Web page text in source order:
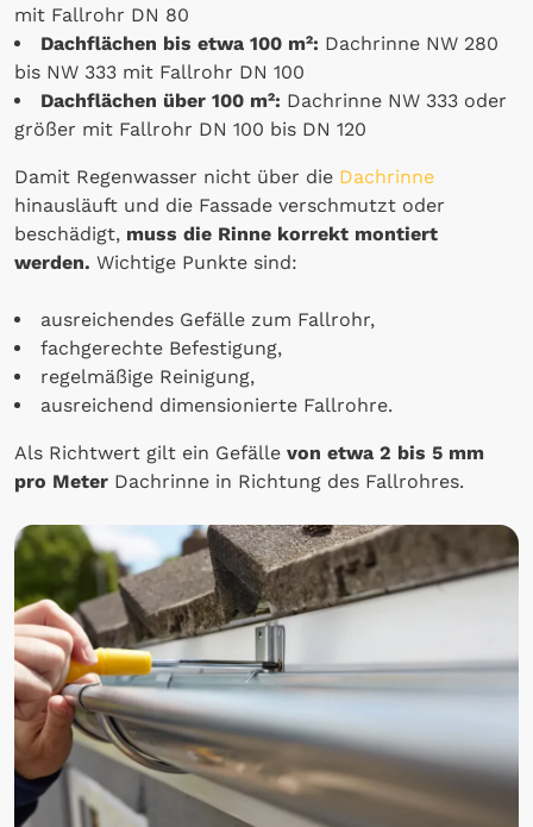
mit Fallrohr DN 80
Dachflächen bis etwa 100 m²: Dachrinne NW 280
bis NW 333 mit Fallrohr DN 100
Dachflächen über 100 m²: Dachrinne NW 333 oder
größer mit Fallrohr DN 100 bis DN 120
Damit Regenwasser nicht über die Dachrinne
hinausläuft und die Fassade verschmutzt oder
beschädigt, muss die Rinne korrekt montiert
werden. Wichtige Punkte sind:
ausreichendes Gefälle zum Fallrohr,
fachgerechte Befestigung,
regelmäßige Reinigung,
ausreichend dimensionierte Fallrohre.
Als Richtwert gilt ein Gefälle von etwa 2 bis 5 mm
pro Meter Dachrinne in Richtung des Fallrohres.